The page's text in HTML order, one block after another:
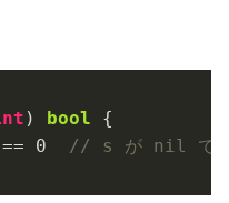
) bool {
0
// s が nil でも